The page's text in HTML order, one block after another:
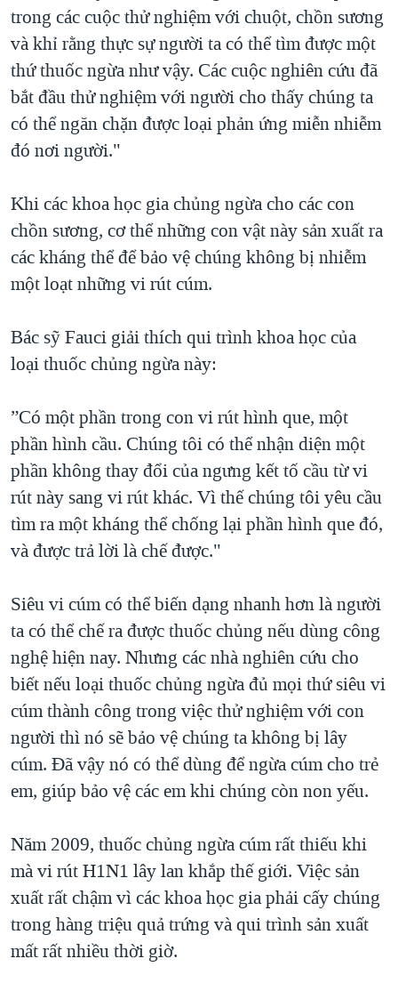
trong các cuộc thử nghiệm với chuột, chồn sương
và khỉ rằng thực sự người ta có thể tìm được một
thứ thuốc ngừa như vậy. Các cuộc nghiên cứu đã
bắt đầu thử nghiệm với người cho thấy chúng ta
có thể ngăn chặn được loại phản ứng miễn nhiễm
đó nơi người."
Khi các khoa học gia chủng ngừa cho các con
chồn sương, cơ thể những con vật này sản xuất ra
các kháng thể để bảo vệ chúng không bị nhiễm
một loạt những vi rút cúm.
Bác sỹ Fauci giải thích qui trình khoa học của
loại thuốc chủng ngừa này:
”Có một phần trong con vi rút hình que, một
phần hình cầu. Chúng tôi có thể nhận diện một
phần không thay đổi của ngưng kết tố cầu từ vi
rút này sang vi rút khác. Vì thế chúng tôi yêu cầu
tìm ra một kháng thể chống lại phần hình que đó,
và được trả lời là chế được."
Siêu vi cúm có thể biến dạng nhanh hơn là người
ta có thể chế ra được thuốc chủng nếu dùng công
nghệ hiện nay. Nhưng các nhà nghiên cứu cho
biết nếu loại thuốc chủng ngừa đủ mọi thứ siêu vi
cúm thành công trong việc thử nghiệm với con
người thì nó sẽ bảo vệ chúng ta không bị lây
cúm. Đã vậy nó có thể dùng để ngừa cúm cho trẻ
em, giúp bảo vệ các em khi chúng còn non yếu.
Năm 2009, thuốc chủng ngừa cúm rất thiếu khi
mà vi rút H1N1 lây lan khắp thế giới. Việc sản
xuất rất chậm vì các khoa học gia phải cấy chúng
trong hàng triệu quả trứng và qui trình sản xuất
mất rất nhiều thời giờ.